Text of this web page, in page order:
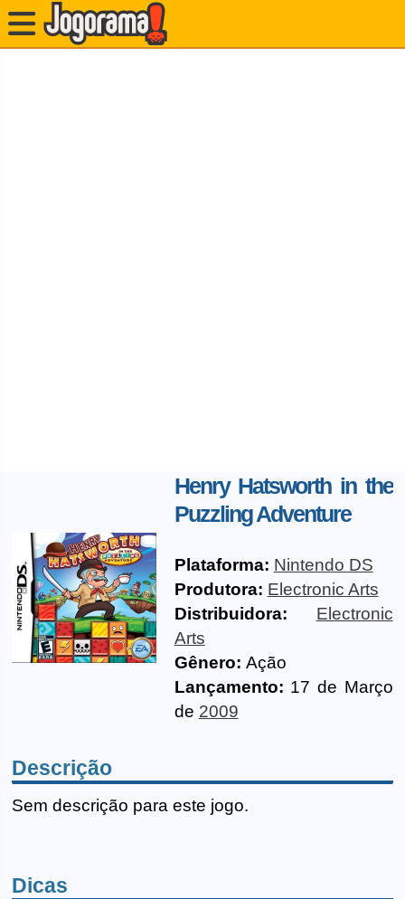
Henry Hatsworth in the
Puzzling Adventure
Plataforma: Nintendo DS
Produtora: Electronic Arts
Distribuidora:
Electronic
Arts
Gênero: Ação
Lançamento: 17 de Março
de 2009
Descrição
Sem descrição para este jogo.
Dicas